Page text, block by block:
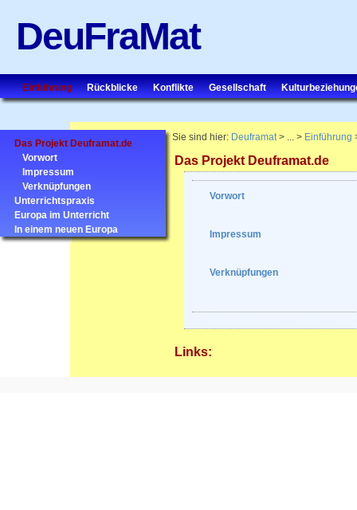
DeuFraMat
Einführung Rückblicke Konflikte Gesellschaft
Das Projekt Deuframat.de
Vorwort
Impressum
Verknüpfungen
Unterrichtspraxis
Europa im Unterricht
In einem neuen Europa
Sie sind hier: Deuframat> ... > Einführung
Das Projekt Deuframat.de
Vorwort
Impressum
Verknüpfungen
Links: